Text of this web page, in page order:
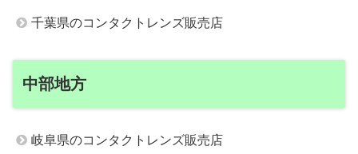
千葉県のコンタクトレンズ販売店
中部地方
岐阜県のコンタクトレンズ販売店